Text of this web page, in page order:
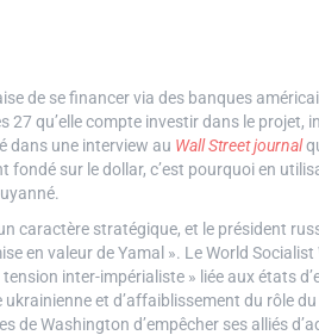
de se financer via des banques
qu’elle compte investir dans le projet,
dans une interview au Wall Street journal
sur le dollar, c’est pourquoi en
caractère stratégique, et le président
en valeur de Yamal ». Le World Socialist
inter-impérialiste » liée aux états
et d’affaiblissement du rôle
de Washington d’empêcher ses alliés